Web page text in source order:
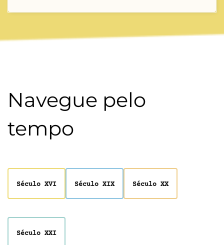
Navegue pelo
tempo
Século XVI Século XIX Século XX
Século XXI